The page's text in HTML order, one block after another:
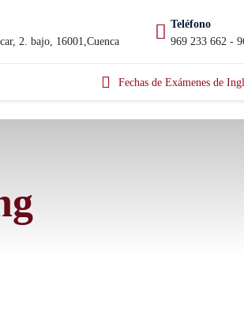
2. bajo, 16001,Cuenca
Teléfono
969 233 662 -
Fechas de Exámenes de